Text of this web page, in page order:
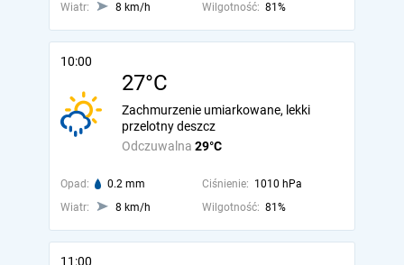
Wiatr:
8 km/h Wilgotność: 81%
10:00
27°C
Odczuwalna 29°C
Zachmurzenie umiarkowane, lekki
przelotny deszcz
Opad: 0.2 mm Ciśnienie: 1010 hPa
Wiatr:
8 km/h Wilgotność: 81%
11:00